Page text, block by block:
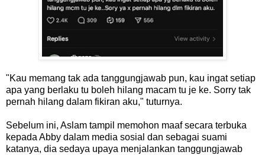
"Kau memang tak ada tanggungjawab pun, kau ingat setiap
apa yang berlaku tu boleh hilang macam tu je ke. Sorry tak
pernah hilang dalam fikiran aku," tuturnya.
Sebelum ini, Aslam tampil memohon maaf secara terbuka
kepada Abby dalam media sosial dan sebagai suami
katanya, dia sedaya upaya menjalankan tanggungjawab